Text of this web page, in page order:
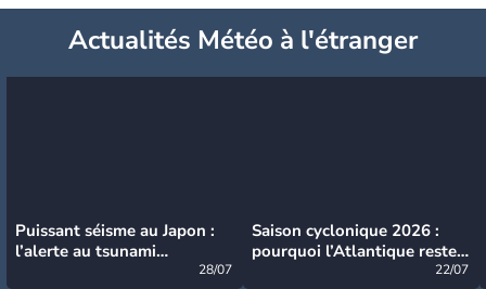
Actualités Météo à l'étranger
Puissant séisme au Japon :
l’alerte au tsunami
28/07
Saison cyclonique 2026 :
pourquoi l’Atlantique reste
22/07